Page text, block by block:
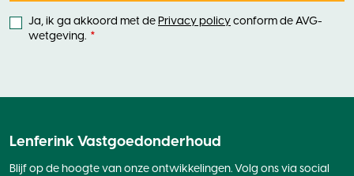
Ja, ik ga akkoord met de Privacy policy conform de AVG-
wetgeving.
Lenferink Vastgoedonderhoud
Blijf op de hoogte van onze ontwikkelingen. Volg ons via social